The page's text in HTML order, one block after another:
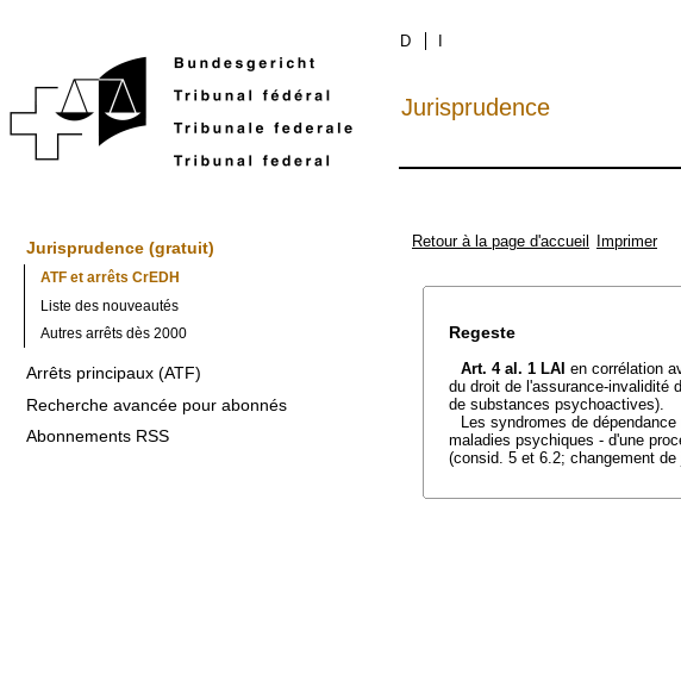
D
Jurisprudence
Jurisprudence (gratuit)
ATF et arrêts CrEDH
Liste des nouveautés
Autres arrêts dès 2000
Arrêts principaux (ATF)
Recherche avancée pour abonnés
Abonnements RSS
Retour à la page d'accueil Imprimer
Regeste
Art. 4 al. 1 LAI en corrélation
du droit de l'assurance-invalidité
de substances psychoactives).
Les syndromes de
maladies psychiques - d'une
(consid. 5 et 6.2; changement de